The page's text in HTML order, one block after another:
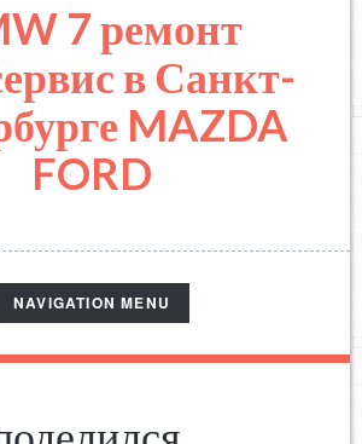
7 ремонт
в Санкт-
MAZDA
FORD
TOGGLE
NAVIGATION
NAVIGATION MENU